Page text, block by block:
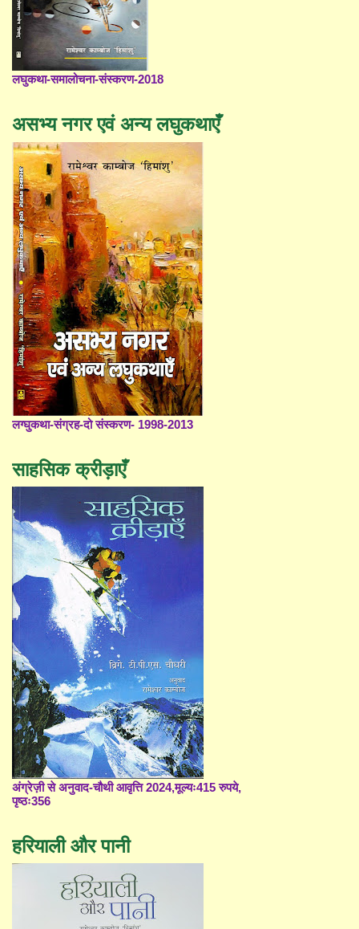
लघुकथा-समालोचना-संस्करण-2018
असभ्य नगर एवं अन्य लघुकथाएँ
लग्घुकथा-संग्रह-दो संस्करण- 1998-2013
साहसिक क्रीड़ाएँ
अंग्रेज़ी से अनुवाद-चौथी आवृत्ति 2024,मूल्यः415 रुपये,
पृष्ठः356
हरियाली और पानी